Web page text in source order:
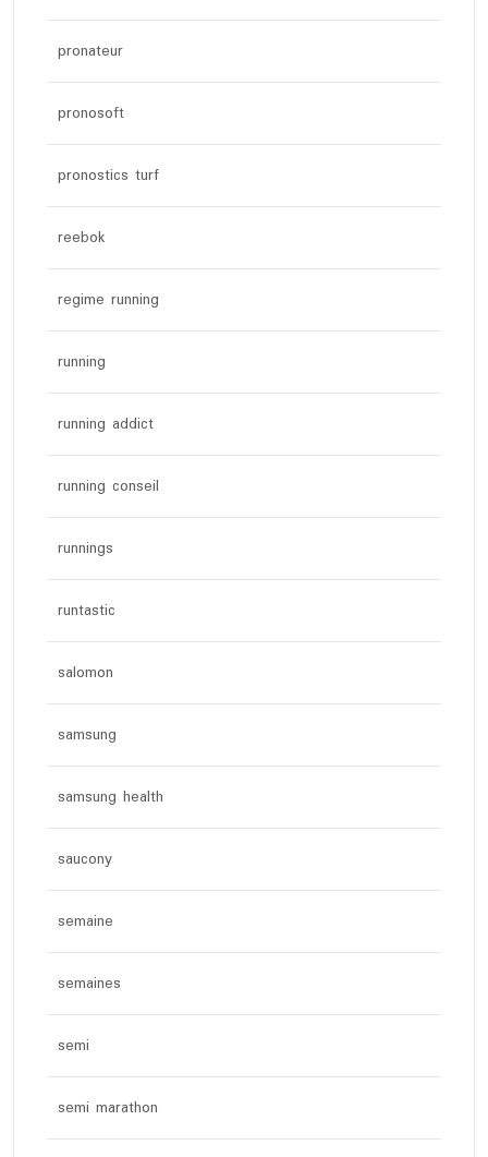
pronateur
pronosoft
pronostics turf
reebok
regime running
running
running addict
running conseil
runnings
runtastic
salomon
samsung
samsung health
saucony
semaine
semaines
semi
semi marathon